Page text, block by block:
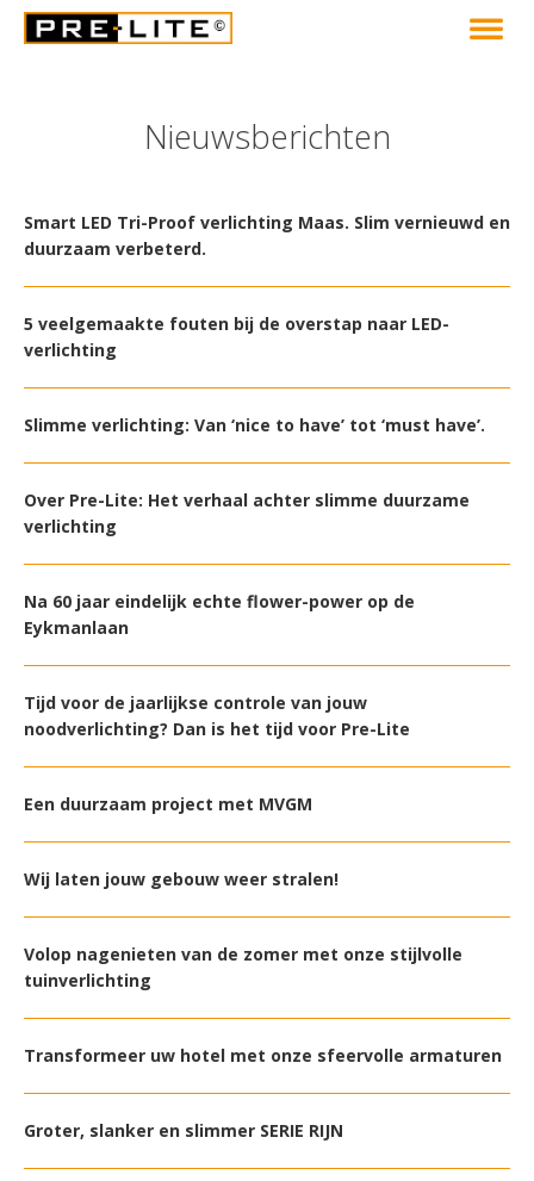
Nieuwsberichten
Smart LED Tri-Proof verlichting Maas. Slim vernieuwd en
duurzaam verbeterd.
5 veelgemaakte fouten bij de overstap naar LED-
verlichting
Slimme verlichting: Van ‘nice to have’ tot ‘must have’.
Over Pre-Lite: Het verhaal achter slimme duurzame
verlichting
Na 60 jaar eindelijk echte flower-power op de
Eykmanlaan
Tijd voor de jaarlijkse controle van jouw
noodverlichting? Dan is het tijd voor Pre-Lite
Een duurzaam project met MVGM
Wij laten jouw gebouw weer stralen!
Volop nagenieten van de zomer met onze stijlvolle
tuinverlichting
Transformeer uw hotel met onze sfeervolle armaturen
Groter, slanker en slimmer SERIE RIJN